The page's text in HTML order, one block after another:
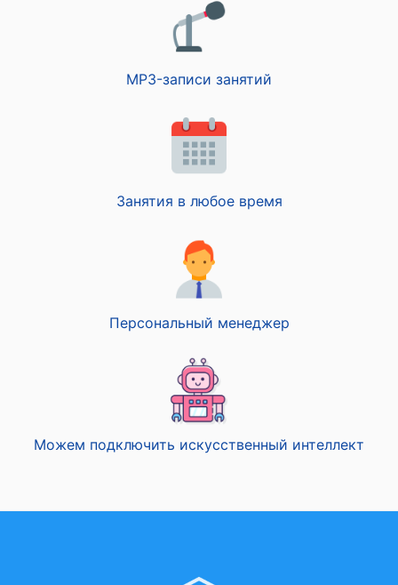
MP3-записи занятий
Занятия в любое время
Персональный менеджер
Можем подключить искусственный интеллект